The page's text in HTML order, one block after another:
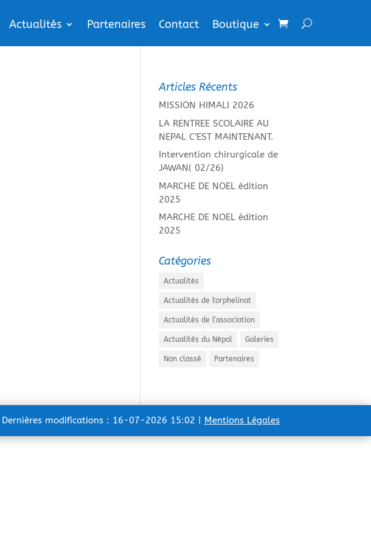
Actualités Partenaires Contact Boutique
Articles Récents
MISSION HIMALI 2026
LA RENTREE SCOLAIRE AU
NEPAL C’EST MAINTENANT.
Intervention chirurgicale de
JAWAN( 02/26)
MARCHE DE NOEL édition
2025
MARCHE DE NOEL édition
2025
Catégories
Actualités
Actualités de l'orphelinat
Actualités de l’association
Actualités du Népal Galeries
Non classé Partenaires
| Dernières modifications : 16-07-2026 15:02 | Mentions Légales